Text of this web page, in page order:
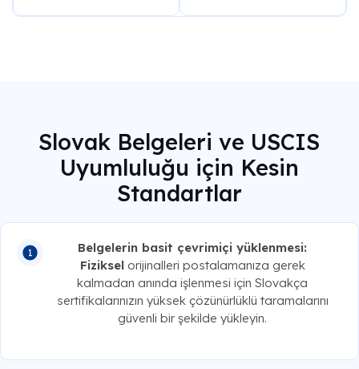
Slovak Belgeleri ve USCIS
Uyumluluğu için Kesin
Standartlar
Belgelerin basit çevrimiçi yüklenmesi:
Fizikselorijinalleri postalamanıza gerek
kalmadan anında işlenmesi için Slovakça
sertifikalarınızın yüksek çözünürlüklü taramalarını
güvenli bir şekilde yükleyin.